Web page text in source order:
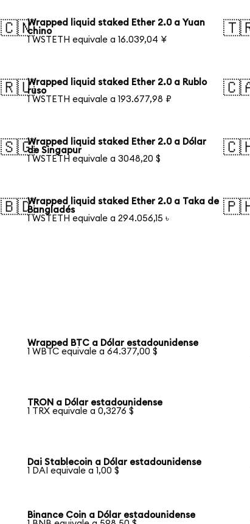
🇨🇳Wrapped liquid staked Ether 2.0 a Yuan
chino
1 WSTETH equivale a 16.039,04 ¥
🇷🇺Wrapped liquid staked Ether 2.0 a Rublo
ruso
1 WSTETH equivale a 193.677,98 ₽
🇸🇬Wrapped liquid staked Ether 2.0 a Dólar
de Singapur
1 WSTETH equivale a 3048,20 $
🇧🇩Wrapped liquid staked Ether 2.0 a Taka de
Bangladés
1 WSTETH equivale a 294.056,15 ৳
Wrapped BTC a Dólar estadounidense
1 WBTC equivale a 64.377,00 $
TRON a Dólar estadounidense
1 TRX equivale a 0,3276 $
Dai Stablecoin a Dólar estadounidense
1 DAI equivale a 1,00 $
Binance Coin a Dólar estadounidense